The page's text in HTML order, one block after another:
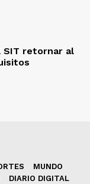
SIT retornar al
MUNDO
DIARIO DIGITAL